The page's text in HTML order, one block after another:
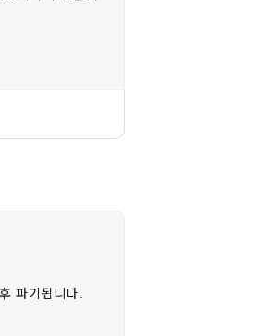
여 이용하거나
파기됩니다.